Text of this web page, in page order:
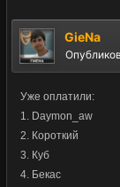
GieNa
Уже оплатили:
1. Daymon_aw
2. Короткий
3. Куб
4. Бекас